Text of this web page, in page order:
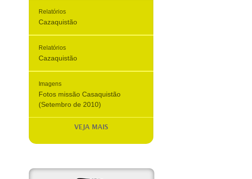
Relatórios
Cazaquistão
Relatórios
Cazaquistão
Imagens
Fotos missão Casaquistão
(Setembro de 2010)
VEJA MAIS